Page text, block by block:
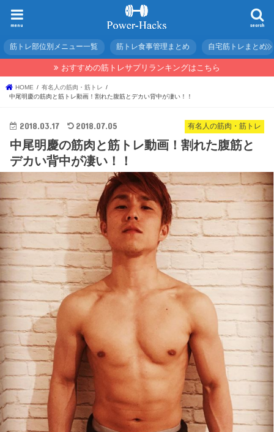
search
menu
筋トレ部位別メニュー一覧 筋トレ食事管理まとめ 自宅筋トレまとめ
おすすめの筋トレサプリランキングはこちら
HOME
有名人の筋肉・筋トレ
中尾明慶の筋肉と筋トレ動画！割れた腹筋とデカい背中が凄い！！
有名人の筋肉・筋トレ
2018.03.17 2018.07.05
中尾明慶の筋肉と筋トレ動画！割れた腹筋と
デカい背中が凄い！！